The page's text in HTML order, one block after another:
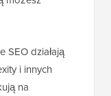
SEO działają
i innych
na